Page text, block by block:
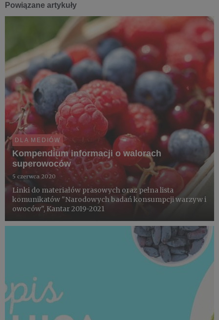
Powiązane artykuły
DLA MEDIÓW
Kompendium informacji o walorach
superowoców
5 czerwca 2020
Linki do materiałów prasowych oraz pełna lista
komunikatów "Narodowych badań konsumpcji warzyw i
owoców", Kantar 2019-2021